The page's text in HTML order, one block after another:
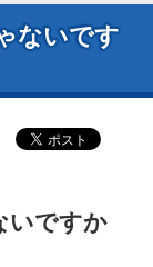
ないです
いですか